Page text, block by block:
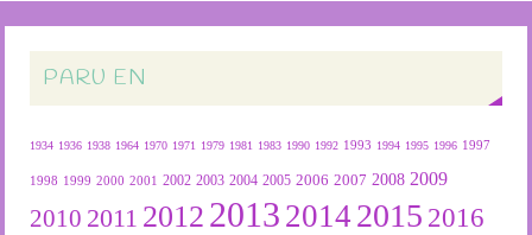
PARU EN
1934 1936 1938 1964 1970 1971 1979 1981 1983 1990 1992 1993 1994 1995 1996 1997
1998 1999 2000 2001 2002 2003 2004 2005 2006 2007 2008 2009
2010 2011 2012 2013 2014 2015 2016